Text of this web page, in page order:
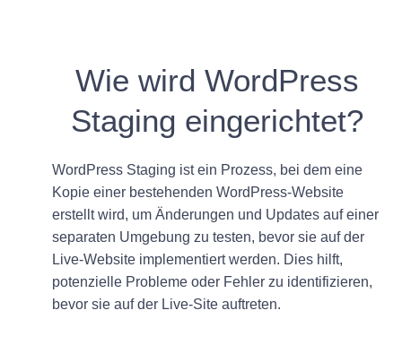
Wie wird WordPress
Staging eingerichtet?
WordPress Staging ist ein Prozess, bei dem eine
Kopie einer bestehenden WordPress-Website
erstellt wird, um Änderungen und Updates auf einer
separaten Umgebung zu testen, bevor sie auf der
Live-Website implementiert werden. Dies hilft,
potenzielle Probleme oder Fehler zu identifizieren,
bevor sie auf der Live-Site auftreten.